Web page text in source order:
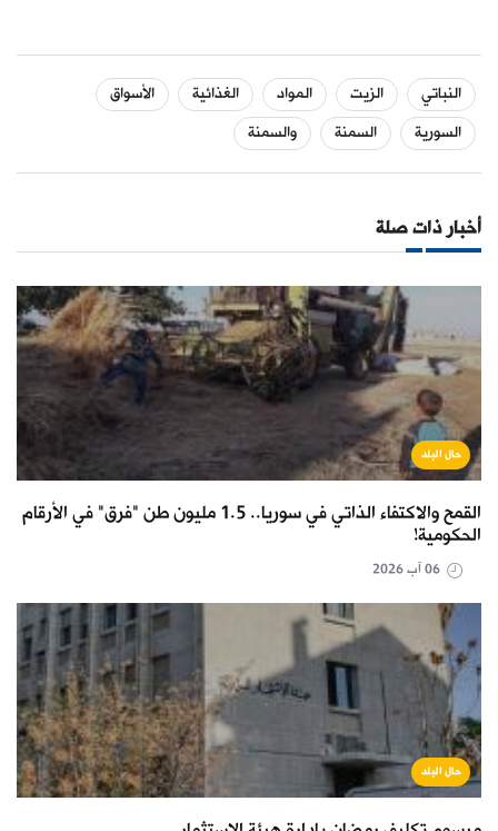
النباتي الزيت المواد الغذائية
الأسواق
السورية
السمنة والسمنة
أخبار ذات صلة
حال البلد
القمح والاكتفاء الذاتي في سوريا.. 1.5 مليون طن "فرق" في الأرقام
الحكومية!
حال البلد